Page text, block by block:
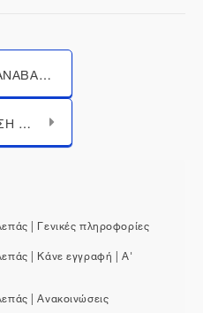
ΑΝΟΙΧΤΑ WEBINARS ΑΝΑΒΑΘΜΙΣΗΣ ΔΕΞΙΟΤΗΤΩΝ | HACK THE ART: Γιανούλης Χαλεπάς
ΔΙΑΔΙΚΤΥΑΚΗ ΠΑΡΟΥΣΙΑΣΗ ΠΑΝΕΛΛΗΝΙΟΥ ΜΑΘΗΤΙΚΟΥ ΔΙΑΓΩΝΙΣΜΟΥ "HACK THE ART: Γιανούλης Χαλεπάς 20.12.2022 | 12:00-14:00
| Γενικές πληροφορίες
| Κάνε εγγραφή | Α'
| Ανακοινώσεις